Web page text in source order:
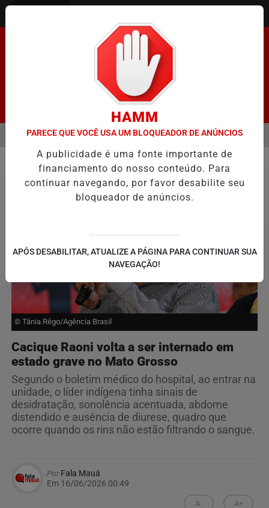
Pesquisar Notícia
FACILITA COOPTAÇÃO DO BANCO CENTRAL, DIZEM
EM ALTA
MENU
© Tânia Rêgo/Agência Brasil
Cacique Raoni volta a ser internado em
estado grave no Mato Grosso
Segundo o boletim médico do hospital, ao entrar na
unidade, o líder indígena tinha sinais de
desidratação, sonolência acentuada, abdome
distendido e ausência de diurese, quadro que
ocorre quando os rins não estão filtrando o sangue.
PorFala Mauá
Em 16/06/2026 00:49
A- A+
HAMM
PARECE QUE VOCÊ USA UM BLOQUEADOR DE ANÚNCIOS
A publicidade é uma fonte importante de
financiamento do nosso conteúdo. Para
continuar navegando, por favor desabilite seu
bloqueador de anúncios.
APÓS DESABILITAR, ATUALIZE A PÁGINA PARA CONTINUAR SUA
NAVEGAÇÃO!